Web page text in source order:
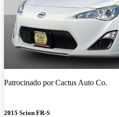
Patrocinado porCactus Auto Co.
2015 Scion FR-S